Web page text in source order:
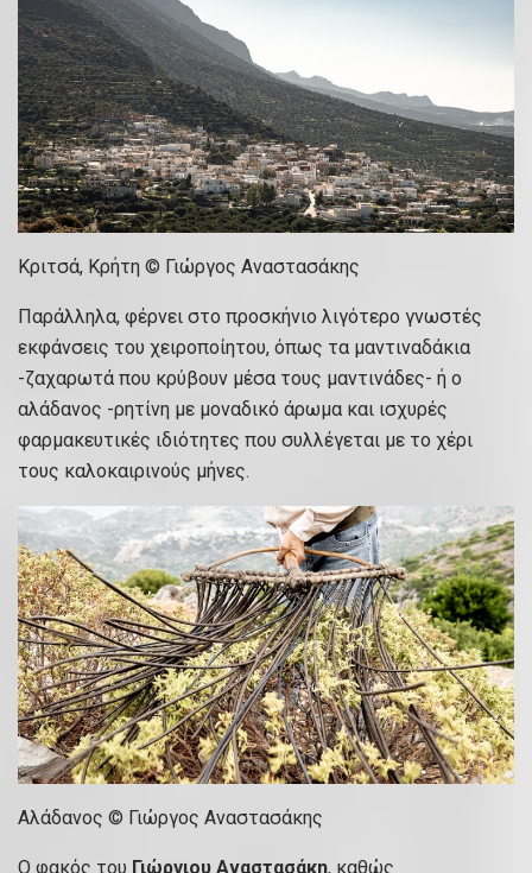
Κριτσά, Κρήτη © Γιώργος Αναστασάκης
Παράλληλα, φέρνει στο προσκήνιο λιγότερο γνωστές
εκφάνσεις του χειροποίητου, όπως τα μαντιναδάκια
-ζαχαρωτά που κρύβουν μέσα τους μαντινάδες- ή ο
αλάδανος -ρητίνη με μοναδικό άρωμα και ισχυρές
φαρμακευτικές ιδιότητες που συλλέγεται με το χέρι
τους καλοκαιρινούς μήνες.
Αλάδανος © Γιώργος Αναστασάκης
Ο φακός του Γιώργιου Αναστασάκη, καθώς